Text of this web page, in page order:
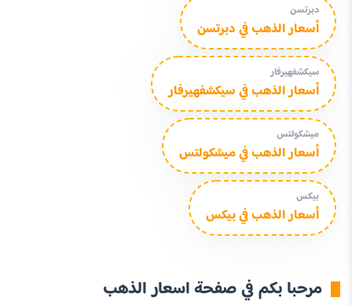
دبرتسن
أسعار الذهب في دبرتسن
سيكشفهيرفار
أسعار الذهب في سيكشفهيرفار
ميشكولتس
أسعار الذهب في ميشكولتس
بيكس
أسعار الذهب في بيكس
مرحبا بكم في صفحة اسعار الذهب